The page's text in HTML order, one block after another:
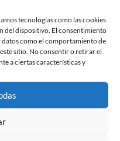
tecnologías como las cookies
del dispositivo. El consentimiento
como el comportamiento de
sitio. No consentir o retirar el
a ciertas características y